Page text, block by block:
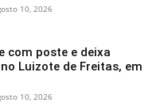
10, 2026
com poste e deixa
Luizote de Freitas, em
10, 2026